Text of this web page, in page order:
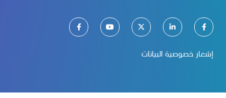
إشعار خصوصية البيانات